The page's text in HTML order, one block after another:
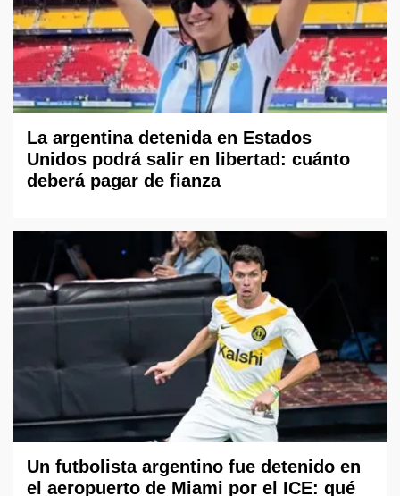
La argentina detenida en Estados
Unidos podrá salir en libertad: cuánto
deberá pagar de fianza
Un futbolista argentino fue detenido en
el aeropuerto de Miami por el ICE: qué